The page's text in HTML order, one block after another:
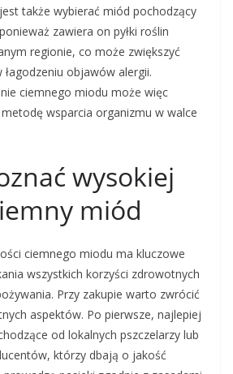
także wybierać miód pochodzący
zawiera on pyłki roślin
regionie, co może zwiększyć
objawów alergii.
ciemnego miodu może więc
wsparcia organizmu w walce
wysokiej
miód
ciemnego miodu ma kluczowe
wszystkich korzyści zdrowotnych
Przy zakupie warto zwrócić
aspektów. Po pierwsze, najlepiej
od lokalnych pszczelarzy lub
którzy dbają o jakość